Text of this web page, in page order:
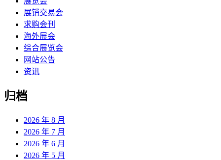
展销交易会
求购会刊
海外展会
综合展览会
网站公告
资讯
归档
2026 年 8 月
2026 年 7 月
2026 年 6 月
2026 年 5 月